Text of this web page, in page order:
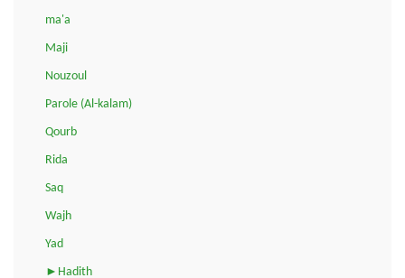
ma'a
Maji
Nouzoul
Parole (Al-kalam)
Qourb
Rida
Saq
Wajh
Yad
►Hadith